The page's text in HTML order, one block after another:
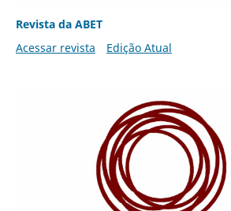
Revista da ABET
Acessar revista
Edição Atual